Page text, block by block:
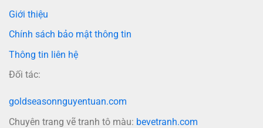
Giới thiệu
Chính sách bảo mật thông tin
Thông tin liên hệ
Đối tác:
goldseasonnguyentuan.com
Chuyên trang vẽ tranh tô màu: bevetranh.com